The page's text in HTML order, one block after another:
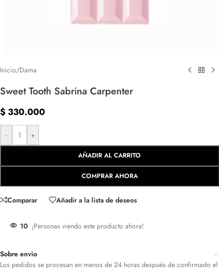
Inicio/Dama
Sweet Tooth Sabrina Carpenter
$ 330.000
- +
AÑADIR AL CARRITO
COMPRAR AHORA
Comparar Añadir a la lista de deseos
10 ¡Personas viendo este producto ahora!
Sobre envio
Los pedidos se procesan en menos de 24 horas después de confirmado el